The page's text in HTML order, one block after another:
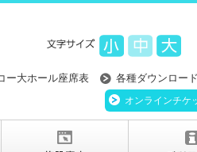
ー大ホール座席表 各種ダウンロード
オンラインチケ